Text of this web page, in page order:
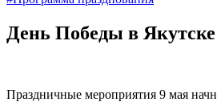
День Победы в
Праздничные мероприятия 9 мая